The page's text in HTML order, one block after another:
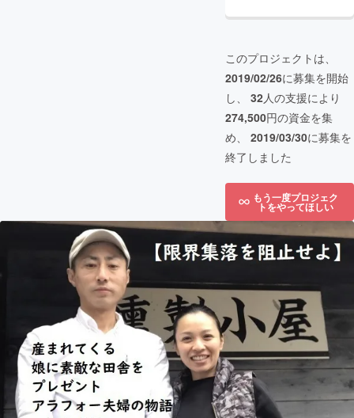
このプロジェクトは、
2019/02/26に募集を開始
し、 32人の支援により
274,500円の資金を集
め、 2019/03/30に募集を
終了しました
もう一度プロジェク
トをやってほしい